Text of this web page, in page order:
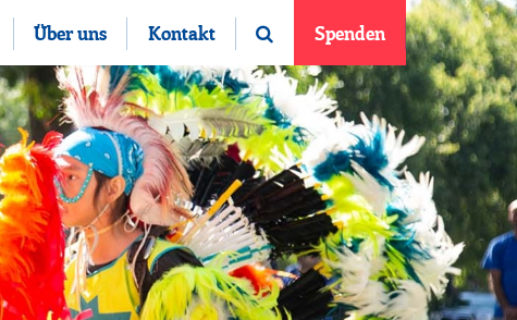
Über uns Kontakt Spenden